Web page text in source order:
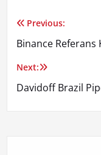
Yazı
gezinmesi
Previous:
Binance
Next:
Davidoff Brazil